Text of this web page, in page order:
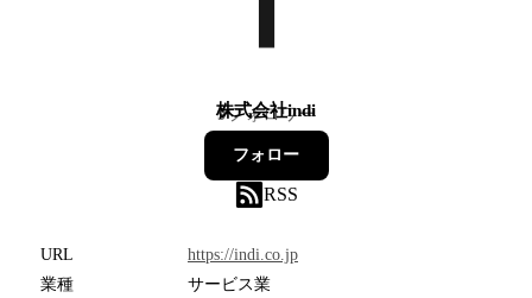
株式会社indi
9フォロワー
フォロー
RSS
URL
https://indi.co.jp
業種
サービス業